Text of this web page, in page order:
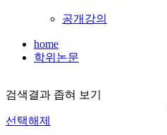
공개강의
home
학위논문
검색결과 좁혀 보기
선택해제